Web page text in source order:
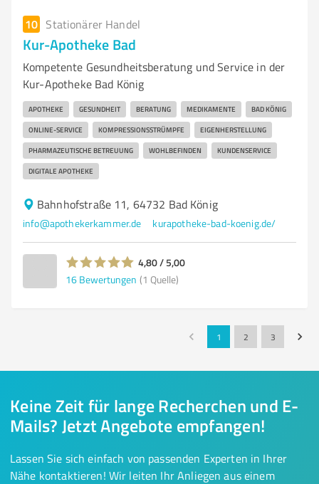
10 Stationärer Handel
Kur-Apotheke Bad
Kompetente Gesundheitsberatung und Service in der
Kur-Apotheke Bad König
APOTHEKE GESUNDHEIT BERATUNG MEDIKAMENTE BAD KÖNIG
ONLINE-SERVICE KOMPRESSIONSSTRÜMPFE EIGENHERSTELLUNG
PHARMAZEUTISCHE BETREUUNG WOHLBEFINDEN KUNDENSERVICE
DIGITALE APOTHEKE
Bahnhofstraße 11, 64732 Bad König
info@apothekerkammer.de kurapotheke-bad-koenig.de/
4,80 / 5,00
16 Bewertungen (1 Quelle)
1 2 3
Keine Zeit für lange Recherchen und E-
Mails? Jetzt Angebote empfangen!
Lassen Sie sich einfach von passenden Experten in Ihrer
Nähe kontaktieren! Wir leiten Ihr Anliegen aus einem